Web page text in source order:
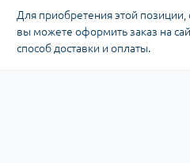
Для приобретения этой
вы можете оформить заказ на
способ доставки и оплаты.